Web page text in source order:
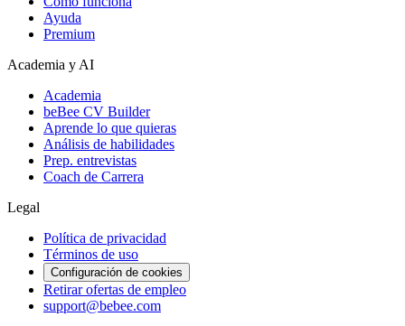
Ayuda
Premium
Academia y AI
Academia
beBee CV Builder
Aprende lo que quieras
Análisis de habilidades
Prep. entrevistas
Coach de Carrera
Legal
Política de privacidad
Términos de uso
Configuración de cookies
Retirar ofertas de empleo
support@bebee.com